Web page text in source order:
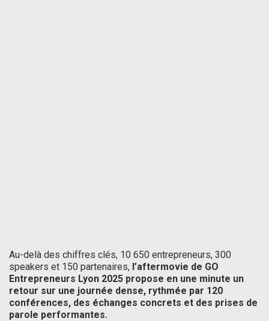
Au-delà des chiffres clés, 10 650 entrepreneurs, 300
speakers et 150 partenaires, l’aftermovie de GO
Entrepreneurs Lyon 2025 propose en une minute un
retour sur une journée dense, rythmée par 120
conférences, des échanges concrets et des prises de
parole performantes.